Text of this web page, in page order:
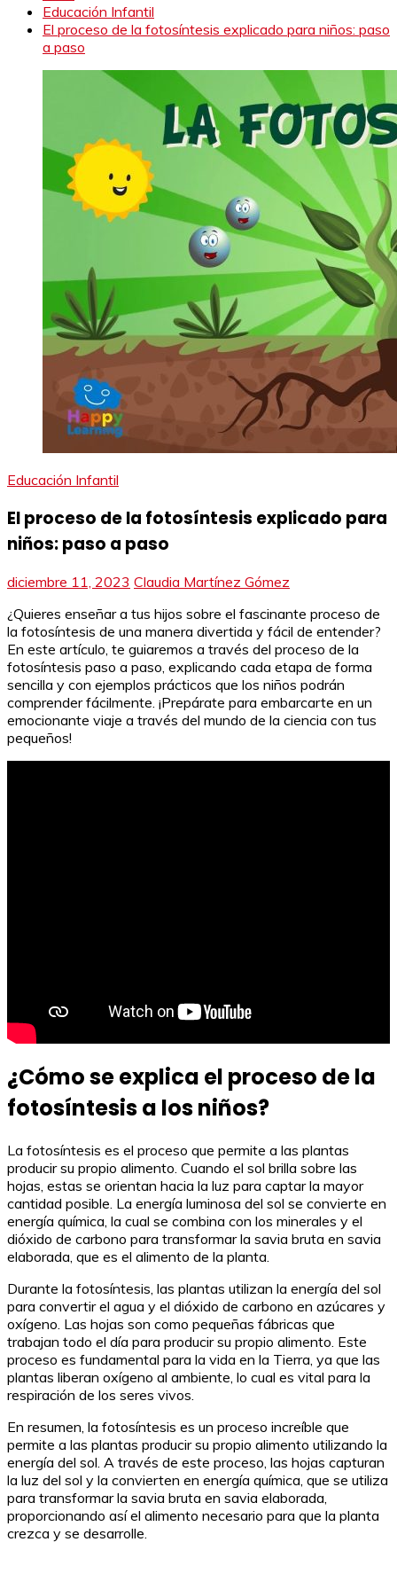
Educación Infantil
El proceso de la fotosíntesis explicado para niños: paso
a paso
Educación Infantil
El proceso de la fotosíntesis explicado para
niños: paso a paso
diciembre 11, 2023 Claudia Martínez Gómez
¿Quieres enseñar a tus hijos sobre el fascinante proceso de
la fotosíntesis de una manera divertida y fácil de entender?
En este artículo, te guiaremos a través del proceso de la
fotosíntesis paso a paso, explicando cada etapa de forma
sencilla y con ejemplos prácticos que los niños podrán
comprender fácilmente. ¡Prepárate para embarcarte en un
emocionante viaje a través del mundo de la ciencia con tus
pequeños!
¿Cómo se explica el proceso de la
fotosíntesis a los niños?
La fotosíntesis es el proceso que permite a las plantas
producir su propio alimento. Cuando el sol brilla sobre las
hojas, estas se orientan hacia la luz para captar la mayor
cantidad posible. La energía luminosa del sol se convierte en
energía química, la cual se combina con los minerales y el
dióxido de carbono para transformar la savia bruta en savia
elaborada, que es el alimento de la planta.
Durante la fotosíntesis, las plantas utilizan la energía del sol
para convertir el agua y el dióxido de carbono en azúcares y
oxígeno. Las hojas son como pequeñas fábricas que
trabajan todo el día para producir su propio alimento. Este
proceso es fundamental para la vida en la Tierra, ya que las
plantas liberan oxígeno al ambiente, lo cual es vital para la
respiración de los seres vivos.
En resumen, la fotosíntesis es un proceso increíble que
permite a las plantas producir su propio alimento utilizando la
energía del sol. A través de este proceso, las hojas capturan
la luz del sol y la convierten en energía química, que se utiliza
para transformar la savia bruta en savia elaborada,
proporcionando así el alimento necesario para que la planta
crezca y se desarrolle.